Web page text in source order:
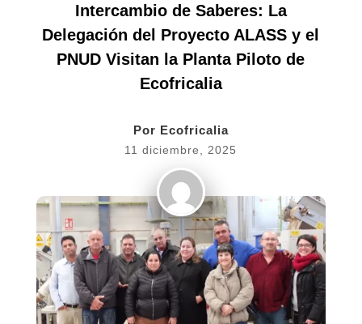
Intercambio de Saberes: La
Delegación del Proyecto ALASS y el
PNUD Visitan la Planta Piloto de
Ecofricalia
Por Ecofricalia
11 diciembre, 2025